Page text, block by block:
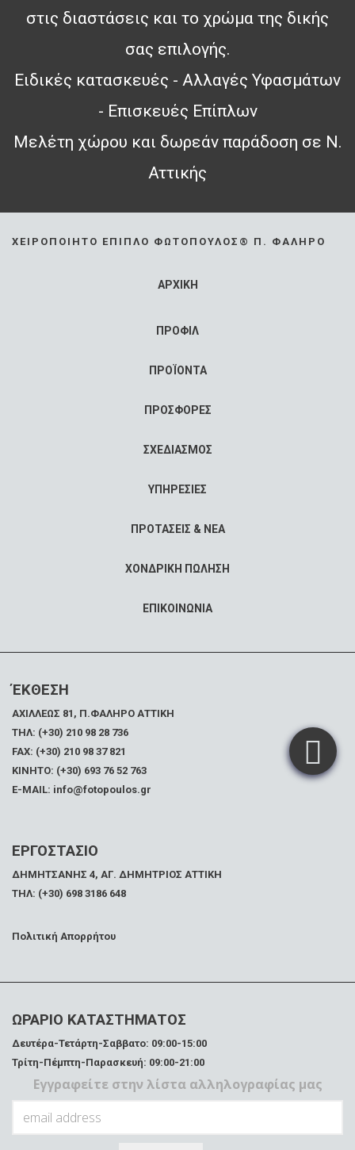
στις διαστάσεις και το χρώμα της δικής
σας επιλογής.
Ειδικές κατασκευές - Αλλαγές Υφασμάτων
- Επισκευές Επίπλων
Μελέτη χώρου και δωρεάν παράδοση σε Ν.
Αττικής
ΧΕΙΡΟΠΟΊΗΤΟ ΈΠΙΠΛΟ ΦΩΤΌΠΟΥΛΟΣ® Π. ΦΆΛΗΡΟ
ΑΡΧΙΚΗ
ΠΡΟΦΙΛ
ΠΡΟΪΟΝΤΑ
ΠΡΟΣΦΟΡΕΣ
ΣΧΕΔΙΑΣΜΟΣ
ΥΠΗΡΕΣΙΕΣ
ΠΡΟΤΑΣΕΙΣ & ΝΕΑ
ΧΟΝΔΡΙΚΗ ΠΩΛΗΣΗ
ΕΠΙΚΟΙΝΩΝΙΑ
ΈΚΘΕΣΗ
ΑΧΙΛΛΕΩΣ 81, Π.ΦΑΛΗΡΟ ΑΤΤΙΚΗ
ΤΗΛ: (+30) 210 98 28 736
FAX: (+30) 210 98 37 821
ΚΙΝΗΤΟ: (+30) 693 76 52 763
E-MAIL: info@fotopoulos.gr
ΕΡΓΟΣΤΑΣΙΟ
ΔΗΜΗΤΣΑΝΗΣ 4, ΑΓ. ΔΗΜΗΤΡΙΟΣ ΑΤΤΙΚΗ
ΤΗΛ: (+30) 698 3186 648
Πολιτική Απορρήτου
ΩΡΑΡΙΟ ΚΑΤΑΣΤΗΜΑΤΟΣ
Δευτέρα-Τετάρτη-Σαββατο: 09:00-15:00
Τρίτη-Πέμπτη-Παρασκευή: 09:00-21:00
Εγγραφείτε στην λίστα αλληλογραφίας μας